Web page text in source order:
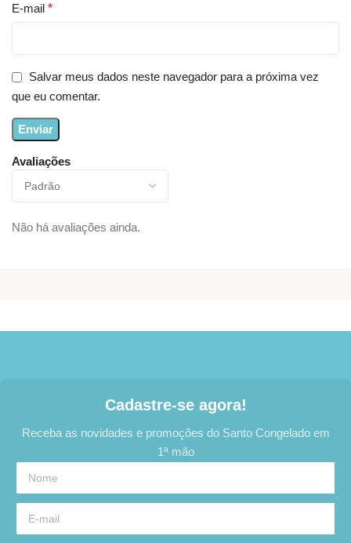
Avaliações
Não há avaliações ainda.
E-mail *
Salvar meus dados neste navegador para a próxima vez
que eu comentar.
Cadastre-se agora!
Receba as novidades e promoções do Santo Congelado em
1ª mão